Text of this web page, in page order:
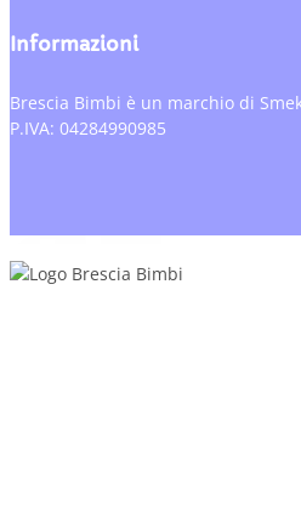
Informazioni
Brescia Bimbi è un marchio di
P.IVA: 04284990985